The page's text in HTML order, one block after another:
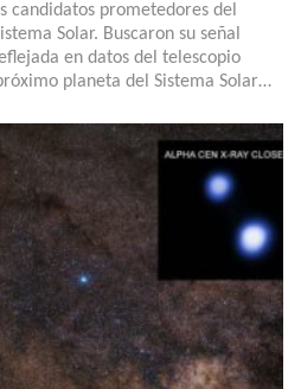
candidatos prometedores del
Solar. Buscaron su señal
en datos del telescopio
planeta del Sistema Solar…